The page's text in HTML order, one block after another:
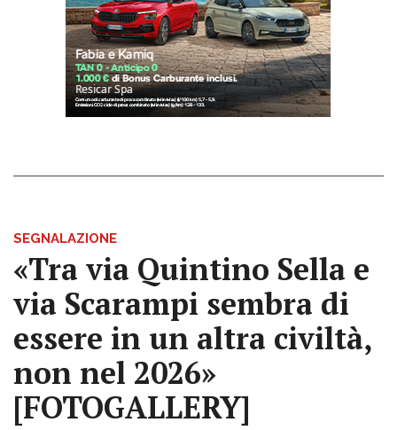
SEGNALAZIONE
«Tra via Quintino Sella e
via Scarampi sembra di
essere in un altra civiltà,
non nel 2026»
[FOTOGALLERY]